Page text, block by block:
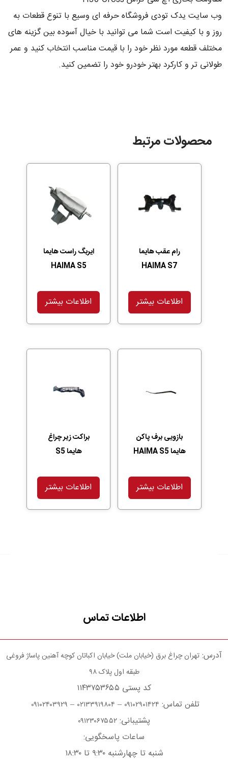
وب سایت یدک تودی فروشگاه حرفه ای وسیع با تنوع قطعات به
روز و با کیفیت است شما می توانید با خیال آسوده بین گزینه های
مختلف قطعه مورد نظر خود را با قیمت مناسب انتخاب کنید و عمر
طولانی تر و کارکرد بهتر خودرو خود را تضمین کنید.
محصولات مرتبط
رام عقب هایما
HAIMA S7
اطلاعات بیشتر
ایربگ راست هایما
HAIMA S5
اطلاعات بیشتر
بازویی برف پاکن
هایما HAIMA S5
اطلاعات بیشتر
براکت زیر چراغ
هایما S5
اطلاعات بیشتر
اطلاعات تماس
آدرس: تهران چراغ برق (خیابان ملت) خیابان اکباتان کوچه آهنین پاساژ فروغی
طبقه اول پلاک ۹۸
کد پستی ۱۱۴۳۷۵۳۶۵۵
تلفن تماس: ۰۹۱۰۲۹۰۱۴۲۴ – ۰۲۱۳۳۹۱۹۸۰۴ – ۰۹۱۰۲۴۰۳۹۲۹
پشتیبانی: ۰۹۱۲۳۰۶۷۵۵۲
ساعات پاسخگویی:
شنبه تا چهارشنبه ۹:۳۰ تا ۱۸:۳۰